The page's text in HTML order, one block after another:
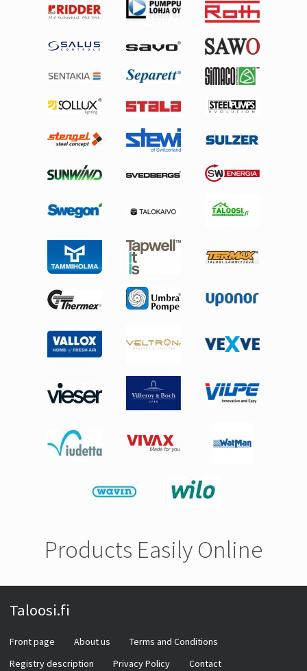
Products Easily Online
Taloosi.fi
Front page About us
Terms and Conditions
Registry description
Privacy Policy Contact